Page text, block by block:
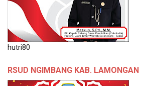
hutri80
RSUD NGIMBANG KAB. LAMONGAN